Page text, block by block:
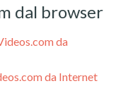
dal browser
da
da Internet